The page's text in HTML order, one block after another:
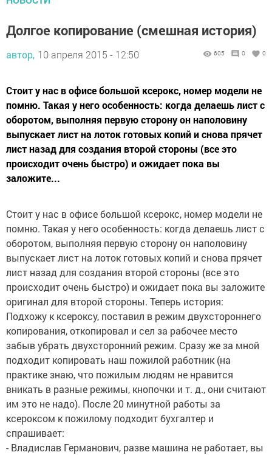
Долгое копирование (смешная история)
автор, 10 апреля 2015 - 12:50 605 0 0
Стоит у нас в офисе большой ксерокс, номер модели не
помню. Такая у него особенность: когда делаешь лист с
оборотом, выполняя первую сторону он наполовину
выпускает лист на лоток готовых копий и снова прячет
лист назад для создания второй стороны (все это
происходит очень быстро) и ожидает пока вы
заложите...
Стоит у нас в офисе большой ксерокс, номер модели не
помню. Такая у него особенность: когда делаешь лист с
оборотом, выполняя первую сторону он наполовину
выпускает лист на лоток готовых копий и снова прячет
лист назад для создания второй стороны (все это
происходит очень быстро) и ожидает пока вы заложите
оригинал для второй стороны. Теперь история:
Подхожу к ксероксу, поставил в режим двухстороннего
копирования, откопировал и сел за рабочее место
забыв убрать двухсторонний режим. Сразу же за мной
подходит копировать наш пожилой работник (на
практике знаю, что пожилым людям не нравится
вникать в разные режимы, кнопочки и т. д., они считают
им это не надо). После 20 минутной работы за
ксероксом к пожилому подходит бухгалтер и
спрашивает:
- Владислав Германович, разве машина не работает, вы